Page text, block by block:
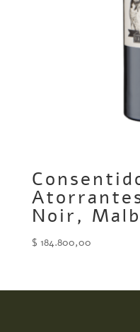
Noir,
$ 184.800,00